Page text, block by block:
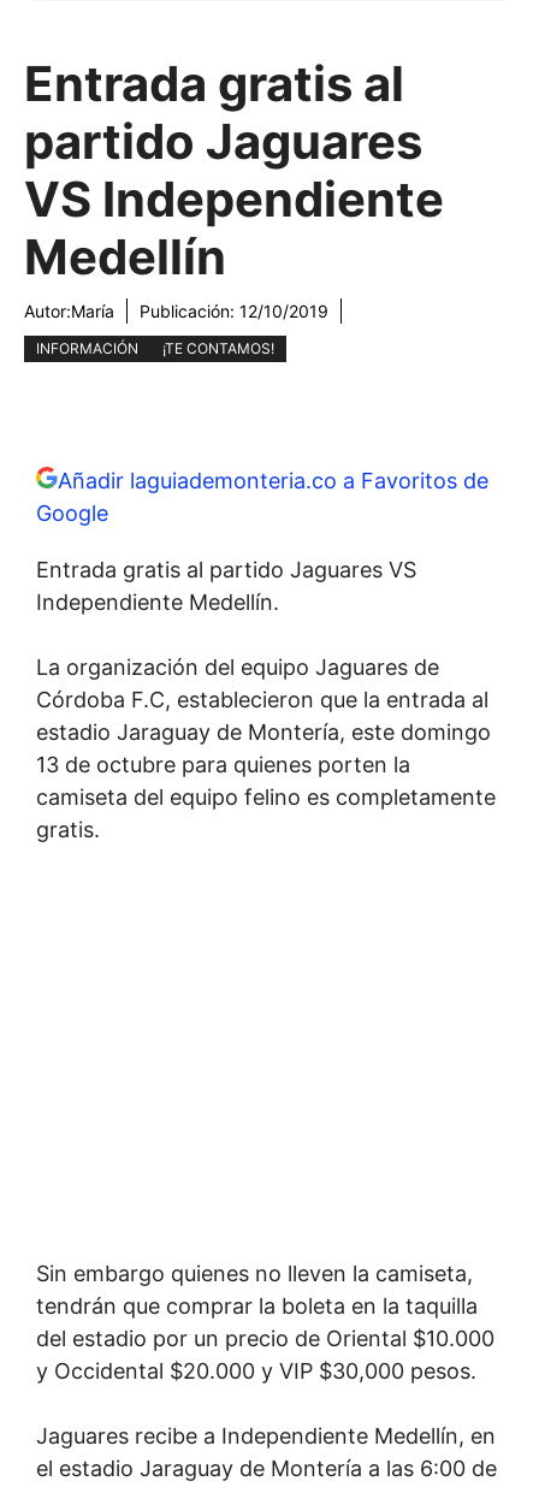
Entrada gratis al
partido Jaguares
VS Independiente
Medellín
Autor:María Publicación: 12/10/2019
INFORMACIÓN ¡TE CONTAMOS!
Añadir laguiademonteria.co a Favoritos de
Google
Entrada gratis al partido Jaguares VS
Independiente Medellín.
La organización del equipo Jaguares de
Córdoba F.C, establecieron que la entrada al
estadio Jaraguay de Montería, este domingo
13 de octubre para quienes porten la
camiseta del equipo felino es completamente
gratis.
Sin embargo quienes no lleven la camiseta,
tendrán que comprar la boleta en la taquilla
del estadio por un precio de Oriental $10.000
y Occidental $20.000 y VIP $30,000 pesos.
Jaguares recibe a Independiente Medellín, en
el estadio Jaraguay de Montería a las 6:00 de